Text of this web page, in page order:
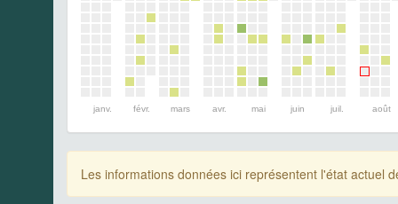
janv. févr. mars avr. mai juin juil. août
Les informations données ici représentent l'état actuel